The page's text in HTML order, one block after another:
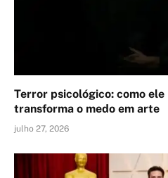
Terror psicológico: como ele
transforma o medo em arte
julho 27, 2026